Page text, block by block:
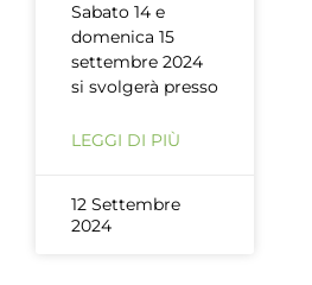
Sabato 14 e
domenica 15
settembre 2024
si svolgerà presso
LEGGI DI PIÙ
12 Settembre
2024